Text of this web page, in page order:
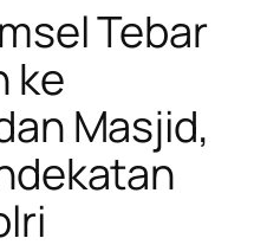
Tebar
ke
Masjid,